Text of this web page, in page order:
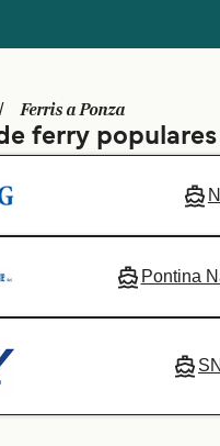
Ferris a Ponza
ferry
Pontina